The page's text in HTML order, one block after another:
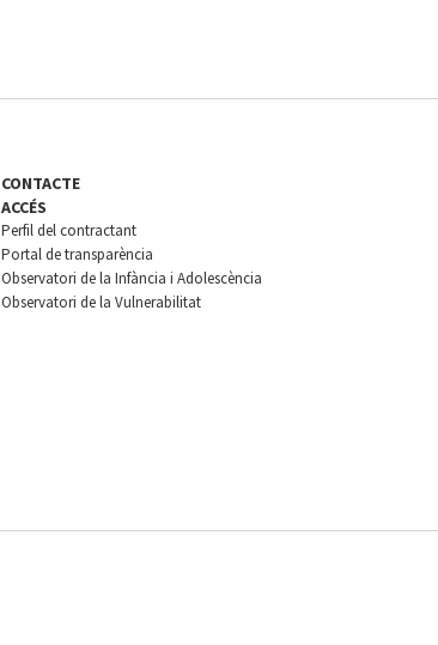
CONTACTE
ACCÉS
Perfil del contractant
Portal de transparència
Observatori de la Infància i Adolescència
Observatori de la Vulnerabilitat